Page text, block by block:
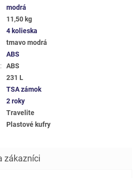
modrá
11,50 kg
4 kolieska
tmavo modrá
ABS
:
ABS
231 L
TSA zámok
2 roky
Travelite
Plastové kufry